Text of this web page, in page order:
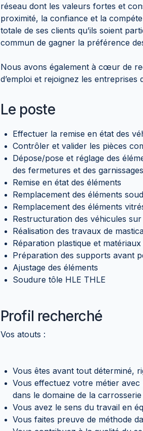
réseau dont les valeurs fortes et
proximité, la confiance et la
totale de ses clients qu’ils soient
commun de gagner la préférence
Nous avons également à cœur de
d’emploi et rejoignez les entreprises
Le poste
Effectuer la remise en état des
Contrôler et valider les pièces
Dépose/pose et réglage des
des fermetures et des garnissages
Remise en état des éléments
Remplacement des éléments
Remplacement des éléments
Restructuration des véhicules
Réalisation des travaux de
Réparation plastique et
Préparation des supports avant
Ajustage des éléments
Soudure tôle HLE THLE
Profil recherché
Vos atouts :
Vous êtes avant tout déterminé,
Vous effectuez votre métier
dans le domaine de la carrosserie
Vous avez le sens du travail en
Vous faites preuve de méthode